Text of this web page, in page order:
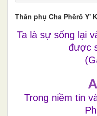
Thân phụ Cha Phêrô Y'
Ta là sự sống lại
được
Trong niềm tin